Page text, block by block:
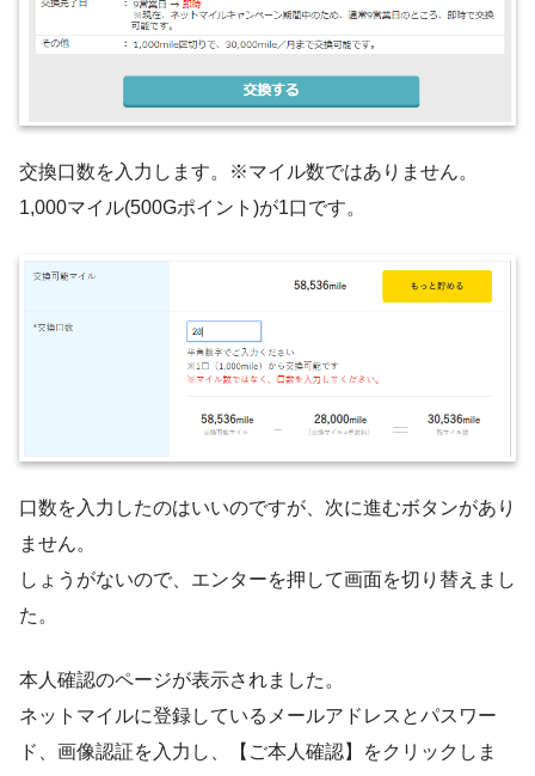
交換口数を入力します。※マイル数ではありません。
1,000マイル(500Gポイント)が1口です。
口数を入力したのはいいのですが、次に進むボタンがあり
ません。
しょうがないので、エンターを押して画面を切り替えまし
た。
本人確認のページが表示されました。
ネットマイルに登録しているメールアドレスとパスワー
ド、画像認証を入力し、【ご本人確認】をクリックしま